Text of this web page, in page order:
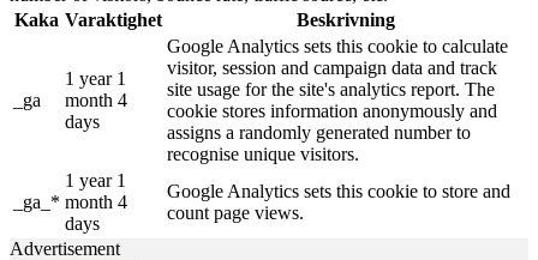
Kaka Varaktighet Beskrivning
_ga
1 year 1
month 4
days
Google Analytics sets this cookie to calculate
visitor, session and campaign data and track
site usage for the site's analytics report. The
cookie stores information anonymously and
assigns a randomly generated number to
recognise unique visitors.
_ga_*
1 year 1
month 4
days
Google Analytics sets this cookie to store and
count page views.
Advertisement